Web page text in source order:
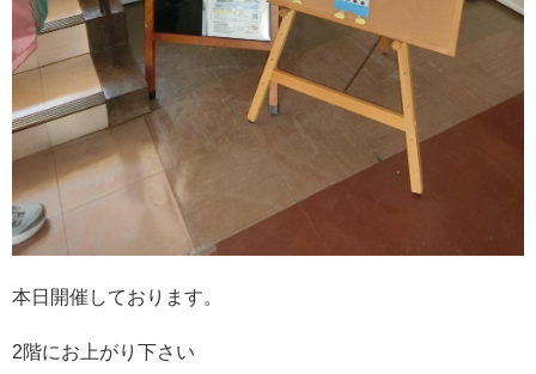
本日開催しております。
2階にお上がり下さい